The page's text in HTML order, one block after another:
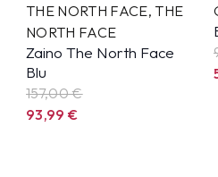
THE NORTH FACE, THE
NORTH FACE
Zaino The North Face
Blu
157,00 €
93,99€